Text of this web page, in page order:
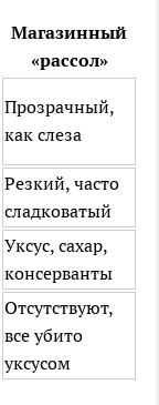
Магазинный
«рассол»
Прозрачный,
как слеза
Резкий, часто
сладковатый
Уксус, сахар,
консерванты
Отсутствуют,
все убито
уксусом